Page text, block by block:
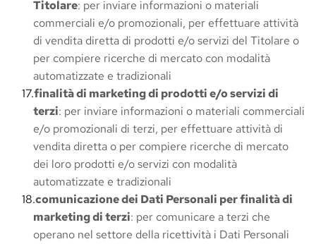
Titolare: per inviare informazioni o materiali
commerciali e/o promozionali, per effettuare attività
di vendita diretta di prodotti e/o servizi del Titolare o
per compiere ricerche di mercato con modalità
automatizzate e tradizionali
finalità di marketing di prodotti e/o servizi di
terzi: per inviare informazioni o materiali commerciali
e/o promozionali di terzi, per effettuare attività di
vendita diretta o per compiere ricerche di mercato
dei loro prodotti e/o servizi con modalità
automatizzate e tradizionali
comunicazione dei Dati Personali per finalità di
marketing di terzi: per comunicare a terzi che
operano nel settore della ricettività i Dati Personali